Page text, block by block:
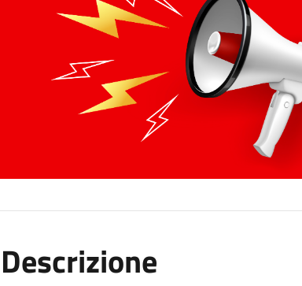
Descrizione